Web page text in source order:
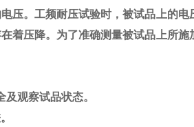
压。工频耐压试验时，被试品上的
着压降。为了准确测量被试品上所
观察试品状态。